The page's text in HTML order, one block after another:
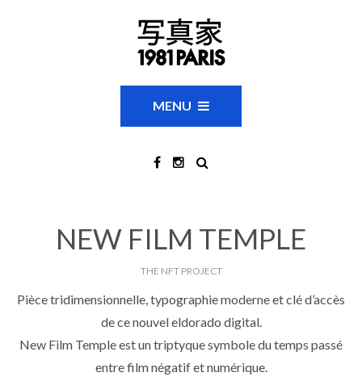
MENU
NEW FILM TEMPLE
THE NFT PROJECT
Pièce tridimensionnelle, typographie moderne et clé d’accès
de ce nouvel eldorado digital.
New Film Temple est un triptyque symbole du temps passé
entre film négatif et numérique.